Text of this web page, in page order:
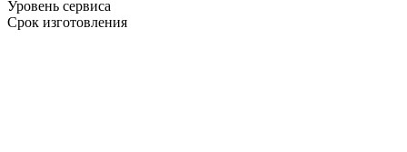
Уровень сервиса
Срок изготовления